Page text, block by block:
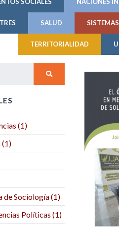
SALUD
TERRITORIALIDAD
(1)
(1)
de Sociología (1)
Políticas (1)